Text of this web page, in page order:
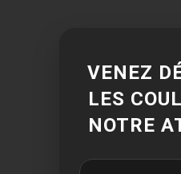
VENEZ
LES
NOTRE